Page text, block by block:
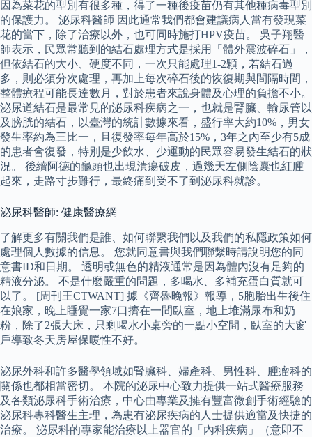
因為菜花的型別有很多種，得了一種後疫苗仍有其他種病毒型別
的保護力。 泌尿科醫師 因此通常我們都會建議病人當有發現菜
花的當下，除了治療以外，也可同時施打HPV疫苗。 吳子翔醫
師表示，民眾常聽到的結石處理方式是採用「體外震波碎石」，
但依結石的大小、硬度不同，一次只能處理1-2顆，若結石過
多，則必須分次處理，再加上每次碎石後的恢復期與間隔時間，
整體療程可能長達數月，對於患者來說身體及心理的負擔不小。
泌尿道結石是最常見的泌尿科疾病之一，也就是腎臟、輸尿管以
及膀胱的結石，以臺灣的統計數據來看，盛行率大約10%，男女
發生率約為三比一，且復發率每年高於15%，3年之內至少有5成
的患者會復發，特別是少飲水、少運動的民眾容易發生結石的狀
況。 後續阿德的龜頭也出現潰瘍破皮，過幾天左側陰囊也紅腫
起來，走路寸步難行，最終痛到受不了到泌尿科就診。
泌尿科醫師: 健康醫療網
了解更多有關我們是誰、如何聯繫我們以及我們的私隱政策如何
處理個人數據的信息。 您就同意書與我們聯繫時請說明您的同
意書ID和日期。 透明或無色的精液通常是因為體內沒有足夠的
精液分泌。 不是什麼嚴重的問題，多喝水、多補充蛋白質就可
以了。 [周刊王CTWANT] 據《齊魯晚報》報導，5胞胎出生後住
在娘家，晚上睡覺一家7口擠在一間臥室，地上堆滿尿布和奶
粉，除了2張大床，只剩喝水小桌旁的一點小空間，臥室的大窗
戶導致冬天房屋保暖性不好。
泌尿外科和許多醫學領域如腎臟科、婦產科、男性科、腫瘤科的
關係也都相當密切。 本院的泌尿中心致力提供一站式醫療服務
及各類泌尿科手術治療，中心由專業及擁有豐富微創手術經驗的
泌尿科專科醫生主理，為患有泌尿疾病的人士提供適當及快捷的
治療。 泌尿科的專家能治療以上器官的「內科疾病」（意即不